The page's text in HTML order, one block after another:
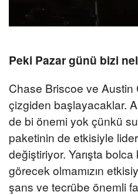
Peki Pazar günü bizi
Chase Briscoe ve Austin
çizgiden başlayacaklar.
de bi önemi yok çünkü
paketinin de etkisiyle
değiştiriyor. Yarışta
görecek olmamızın
şans ve tecrübe önemli